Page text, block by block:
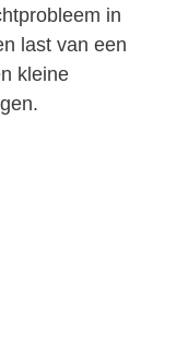
in
last van een
kleine